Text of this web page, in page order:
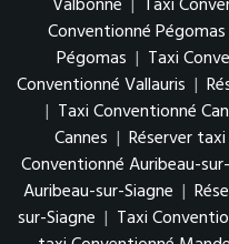
Conventionné Pégomas
Pégomas | Taxi
Conventionné Vallauris |
| Taxi Conventionné
Cannes | Réserver
Conventionné Auribeau-
Auribeau-sur-Siagne |
sur-Siagne | Taxi